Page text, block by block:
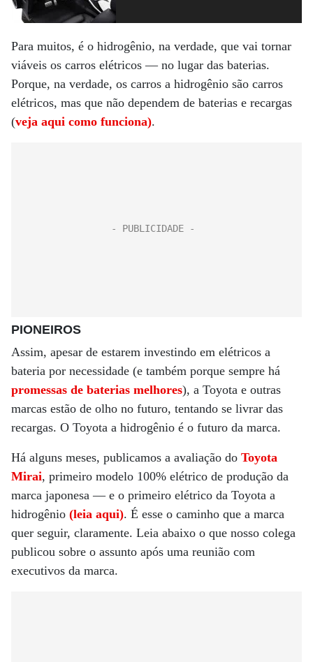
Para muitos, é o hidrogênio, na verdade, que vai tornar
viáveis os carros elétricos — no lugar das baterias.
Porque, na verdade, os carros a hidrogênio são carros
elétricos, mas que não dependem de baterias e recargas
(veja aqui como funciona).
PIONEIROS
Assim, apesar de estarem investindo em elétricos a
bateria por necessidade (e também porque sempre há
promessas de baterias melhores), a Toyota e outras
marcas estão de olho no futuro, tentando se livrar das
recargas. O Toyota a hidrogênio é o futuro da marca.
Há alguns meses, publicamos a avaliação do Toyota
Mirai, primeiro modelo 100% elétrico de produção da
marca japonesa — e o primeiro elétrico da Toyota a
hidrogênio (leia aqui). É esse o caminho que a marca
quer seguir, claramente. Leia abaixo o que nosso colega
publicou sobre o assunto após uma reunião com
executivos da marca.